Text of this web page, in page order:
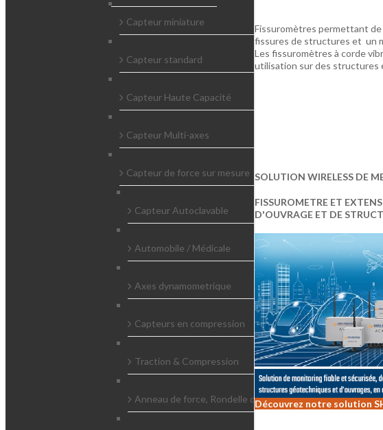
Capteur miniature
Capteur standard
Capteur Haute Capacité
Capteur Multi-axes
Capteur de force sur mesure
Capteur Autoclavable
Automobile / Médicale
Axes dynamometrique
Capteurs en compression
Traction & Compression
Anneau de force, Rondelle de charge
Fissuromètres permettant
fissures de structures et un
Les fissuromètres à corde
utilisation sur des structures
SOLUTION WIRELESS DE
FISSUROMETRE ET
D'OUVRAGE ET DE
Découvrez notre solution